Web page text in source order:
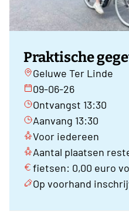
Praktische
Geluwe Ter Linde
09-06-26
Ontvangst 13:30
Aanvang 13:30
Voor iedereen
Aantal plaatsen
fietsen: 0,00 euro
Op voorhand